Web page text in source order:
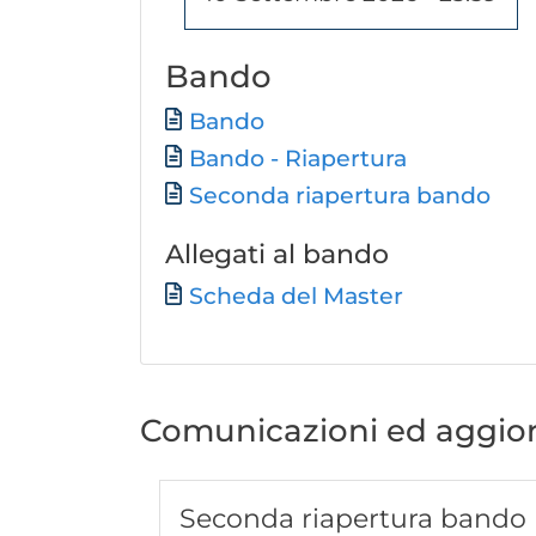
Bando
Documento
Bando
Bando - Riapertura
Seconda riapertura bando
Allegati al bando
Documento
Scheda del Master
Comunicazioni ed
Seconda riapertura bando